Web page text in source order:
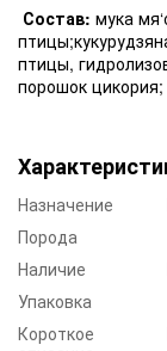
Состав: мука
птицы,
порошок
Назначение
Порода
Наличие
Упаковка
Короткое